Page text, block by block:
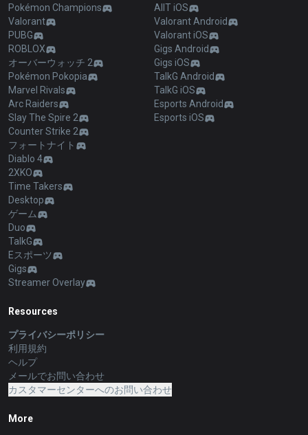
Pokémon Champions
Valorant
PUBG
ROBLOX
オーバーウォッチ 2
Pokémon Pokopia
Marvel Rivals
Arc Raiders
Slay The Spire 2
Counter Strike 2
フォートナイト
Diablo 4
2XKO
Time Takers
Desktop
ゲーム
Duo
TalkG
Eスポーツ
Gigs
Streamer Overlay
AllT iOS
Valorant Android
Valorant iOS
Gigs Android
Gigs iOS
TalkG Android
TalkG iOS
Esports Android
Esports iOS
Resources
プライバシーポリシー
利用規約
ヘルプ
メールでお問い合わせ
カスタマーセンターへのお問い合わせ
More